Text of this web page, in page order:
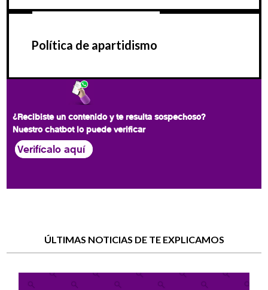
Política de apartidismo
¿Recibiste un contenido y te resulta sospechoso?
Nuestro chatbot lo puede verificar
Verifícalo aquí
ÚLTIMAS NOTICIAS DE TE EXPLICAMOS